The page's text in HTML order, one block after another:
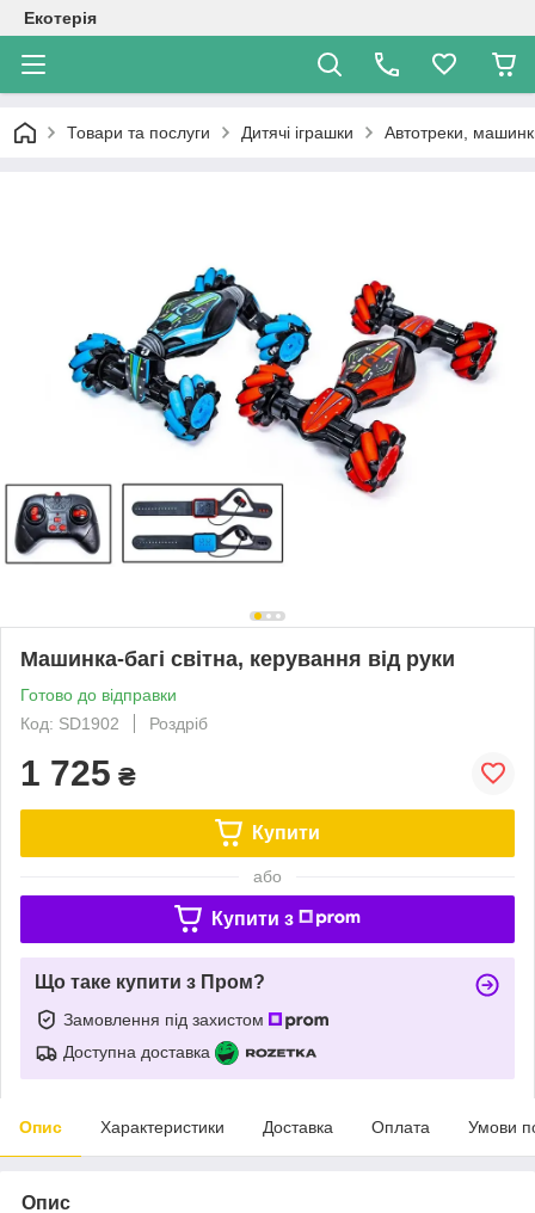
Екотерія
Товари та послуги Дитячі іграшки Автотреки,
Машинка-багі світна, керування від руки
Готово до відправки
Код: SD1902
Роздріб
1 725 ₴
Купити
або
Купити з
Що таке купити з Пром?
Замовлення під захистом
Доступна доставка
Опис Характеристики Доставка Оплата Умови
Опис